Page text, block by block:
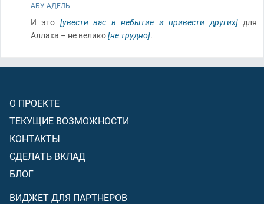
АБУ АДЕЛЬ
И это [увести вас в небытие и привести других]для
Аллаха – не велико[не трудно].
О ПРОЕКТЕ
ТЕКУЩИЕ ВОЗМОЖНОСТИ
КОНТАКТЫ
СДЕЛАТЬ ВКЛАД
БЛОГ
ВИДЖЕТ ДЛЯ ПАРТНЕРОВ